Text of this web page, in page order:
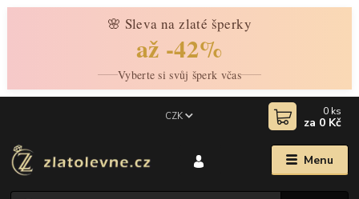
🌸 Sleva na zlaté šperky
až -42%
Vyberte si svůj šperk včas
Menu
CZK 0 ks
za 0 Kč